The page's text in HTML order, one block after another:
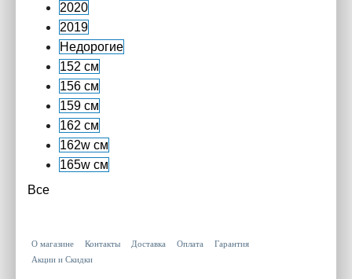
2020
2019
Недорогие
152 см
156 см
159 см
162 см
162w см
165w см
Все
О магазине Контакты Доставка Оплата
Гарантия
Акции и Скидки